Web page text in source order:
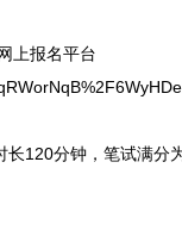
上报名平台
分钟，笔试满分